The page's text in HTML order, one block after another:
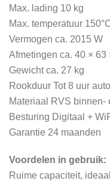
Max. lading 10 kg
Max. temperatuur
Vermogen ca. 2015 W
Afmetingen ca. 40 × 63
Gewicht ca. 27 kg
Rookduur Tot 8 uur
Materiaal RVS binnen-
Besturing Digitaal +
Garantie 24 maanden
Voordelen in gebruik:
Ruime capaciteit,